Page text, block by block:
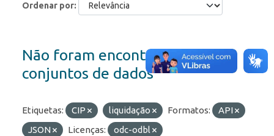
Ordenar por
Não foram encontrados
conjuntos de dados
Etiquetas: CIP liquidação Formatos:
API
JSON
Licenças: odc-odbl